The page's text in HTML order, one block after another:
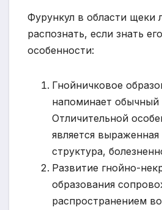
Фурункул в области щеки
распознать, если знать
особенности:
Гнойничковое
напоминает
Отличительной
является выраженная
структура,
Развитие гнойно-
образования
распространением